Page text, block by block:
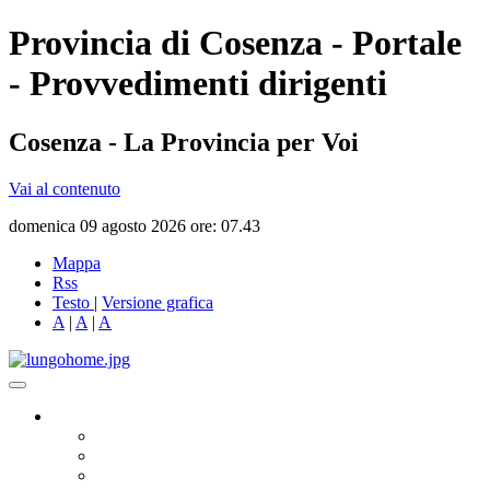
Provincia di Cosenza - Portale
- Provvedimenti dirigenti
Cosenza - La Provincia per Voi
Vai al contenuto
domenica 09 agosto 2026 ore: 07.43
Mappa
Rss
Testo | Versione grafica
A | A | A